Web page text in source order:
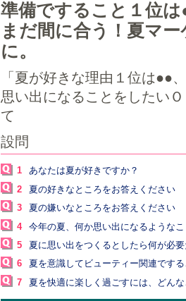
準備ですること１位は
まだ間に合う！夏マ
に。
「夏が好きな理由１位は●●
思い出になることをしたい
て
設問
1
あなたは夏が好きですか？
2
夏の好きなところをお答えください
3
夏の嫌いなところをお答えください
4
今年の夏、何か思い出になるような
5
夏に思い出をつくるとしたら何が必
6
夏を意識してビューティー関連です
7
夏を快適に楽しく過ごすには、どん